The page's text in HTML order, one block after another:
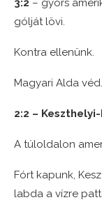
3:2 – gyors
gólját lövi.
Kontra ellenünk.
Magyari Alda véd.
2:2 –
A túloldalon
Fórt kapunk,
labda a vízre